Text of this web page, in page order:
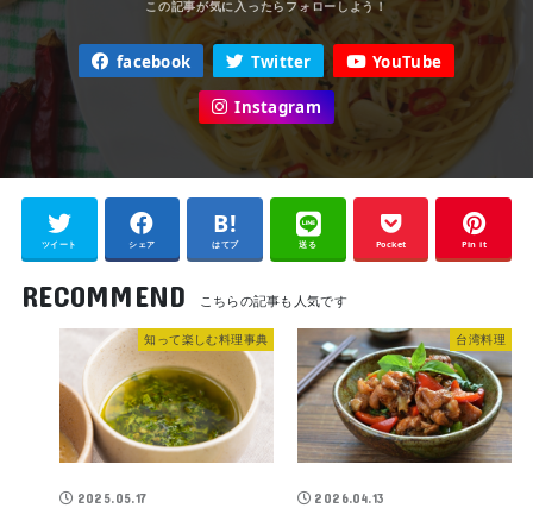
facebook Twitter YouTube
Instagram
ツイート シェア はてブ 送る Pocket Pin it
RECOMMEND
知って楽しむ料理事典
2025.05.17
台湾料理
2026.04.13